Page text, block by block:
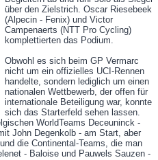
über den Zielstrich. Oscar Riesebeek
(Alpecin - Fenix) und Victor
Campenaerts (NTT Pro Cycling)
komplettierten das Podium.
Obwohl es sich beim GP Vermarc
nicht um ein offizielles UCI-Rennen
handelte, sondern lediglich um einen
nationalen Wettbewerb, der offen für
internationale Beteiligung war, konnte
sich das Starterfeld sehen lassen.
WorldTeams Deceuninck -
John Degenkolb - am Start, aber
die Continental-Teams, die man
- Baloise und Pauwels Sauzen -